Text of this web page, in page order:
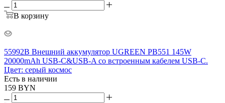
В корзину
55992B Внешний аккумулятор UGREEN PB551 145W
20000mAh USB-C&USB-A со встроенным кабелем USB-C.
Цвет: серый космос
Есть в наличии
159 BYN